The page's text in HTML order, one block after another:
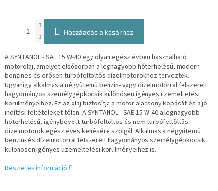
Hozzáadás a kosárhoz
A SYNTANOL - SAE 15 W-40 egy olyan egész évben használható
motorolaj, amelyet elsősorban a legnagyobb hőterhelésű, modern
benzines és erősen turbófeltöltős dízelmotorokhoz terveztek.
Ugyanígy alkalmas a négyütemű benzin- vagy dízelmotorral felszerelt
hagyományos személygépkocsik különösen igényes üzemeltetési
körülményeihez. Ez az olaj biztosítja a motor alacsony kopását és a jó
indítási feltételeket télen. A SYNTANOL - SAE 15 W-40 a legnagyobb
hőterhelésű, igénybevett turbófeltöltős és nem turbófeltöltős
dízelmotorok egész éves kenésére szolgál. Alkalmas a négyütemű
benzin- és dízelmotorral felszerelt hagyományos személygépkocsik
különösen igényes üzemeltetési körülményeihez is.
Részletes információ